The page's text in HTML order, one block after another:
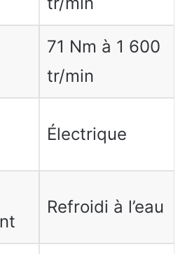
71 Nm à 1 600
tr/min
Électrique
Refroidi à l’eau